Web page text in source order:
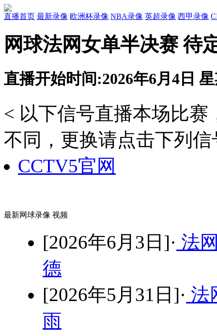
直播首页 最新录像 欧洲杯录像 NBA录像 英超录像 西甲录像
网球法网女单半决赛 待
直播开始时间:2026年6月4日
< 以下信号直播本场比
不同，更换请点击下列信
CCTV5官网
最新网球录像 视频
[2026年6月3日]· 法
德
[2026年5月31日]· 法
雨